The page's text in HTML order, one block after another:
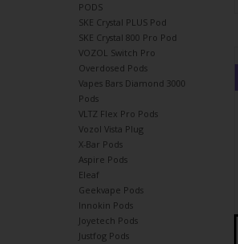
PODS
SKE Crystal PLUS Pod
SKE Crystal 800 Pro Pod
VOZOL Switch Pro
Overdosed Pods
Vapes Bars Diamond 3000
Pods
VLTZ Flex Pro Pods
Vozol Vista Plug
X-Bar Pods
Aspire Pods
Eleaf
Geekvape Pods
Innokin Pods
Joyetech Pods
Justfog Pods